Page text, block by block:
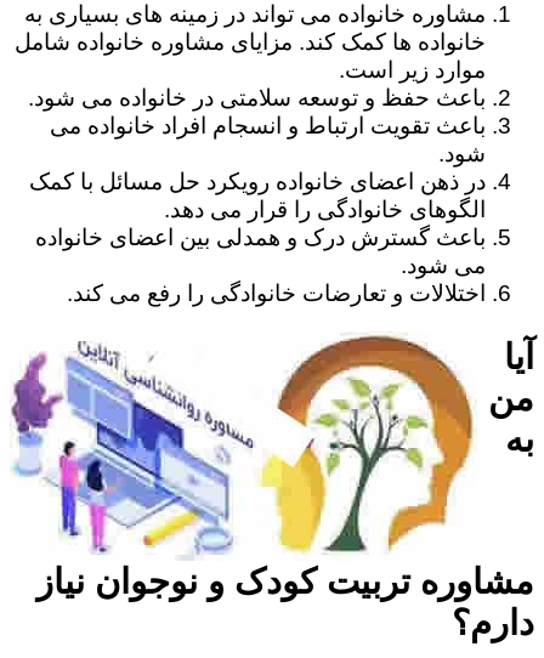
مشاوره خانواده می تواند در زمینه های بسیاری به
خانواده ها کمک کند. مزایای مشاوره خانواده شامل
موارد زیر است.
باعث حفظ و توسعه سلامتی در خانواده می شود.
باعث تقویت ارتباط و انسجام افراد خانواده می
شود.
در ذهن اعضای خانواده رویکرد حل مسائل با کمک
الگوهای خانوادگی را قرار می دهد.
باعث گسترش درک و همدلی بین اعضای خانواده
می شود.
اختلالات و تعارضات خانوادگی را رفع می کند.
آیا
من
به
مشاوره تربیت کودک و نوجوان نیاز
دارم؟